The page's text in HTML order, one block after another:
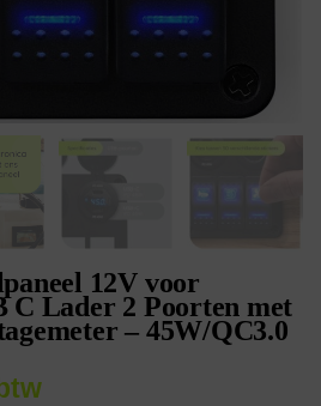
12V voor
C Lader 2 Poorten met
– 45W/QC3.0